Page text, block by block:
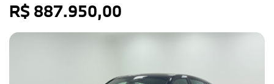
R$ 887.950,00